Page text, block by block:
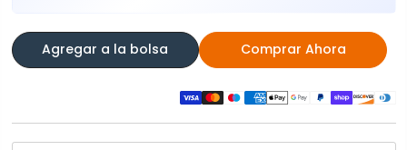
Agregar a la bolsa Comprar Ahora